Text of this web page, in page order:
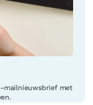
mailnieuwsbrief met